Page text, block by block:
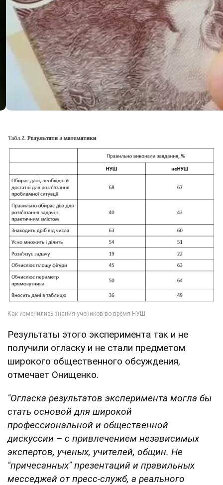
Результаты этого эксперимента так и не
получили огласку и не стали предметом
широкого общественного обсуждения,
отмечает Онищенко.
"Огласка результатов эксперимента могла бы
стать основой для широкой
профессиональной и общественной
дискуссии – с привлечением независимых
экспертов, ученых, учителей, общин. Не
"причесанных" презентаций и правильных
месседжей от пресс-служб, а реального